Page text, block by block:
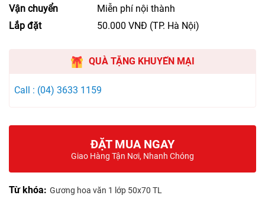
Vận chuyển
Miễn phí nội thành
Lắp đặt
50.000 VNĐ (TP. Hà Nội)
QUÀ TẶNG KHUYẾN MẠI
Call : (04) 3633 1159
ĐẶT MUA NGAY
Giao Hàng Tận Nơi, Nhanh Chóng
Từ khóa: Gương hoa văn 1 lớp 50x70 TL